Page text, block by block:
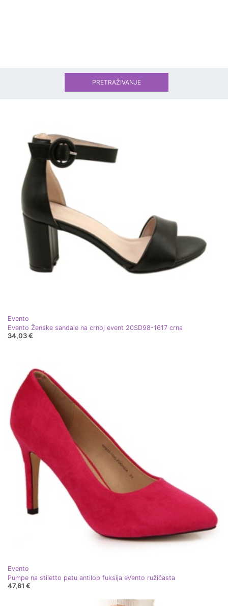
Evento
Evento Ženske sandale na crnoj event 20SD98-1617 crna
34,03 €
Evento
Pumpe na stiletto petu antilop fuksija eVento ružičasta
47,61 €
PRETRAŽIVANJE